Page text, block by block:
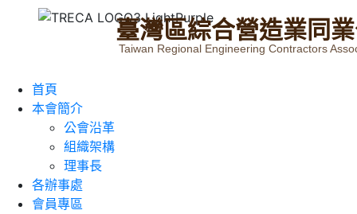
臺灣區綜合營造業同業
Taiwan Regional Engineering Contractors
首頁
本會簡介
公會沿革
組織架構
理事長
各辦事處
會員專區